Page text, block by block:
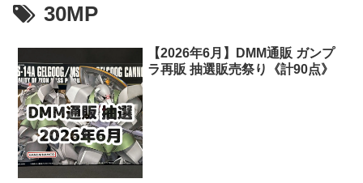
30MP
【2026年6月】DMM通販 ガンプ
ラ再販 抽選販売祭り《計90点》